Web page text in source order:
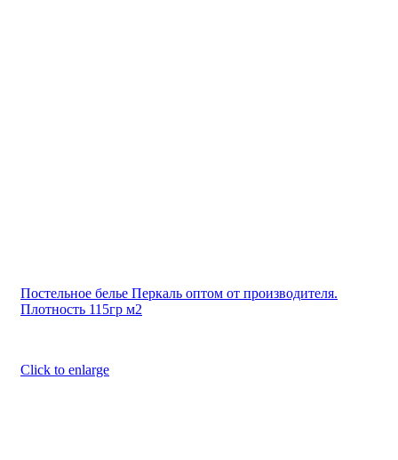
Постельное белье Перкаль оптом от производителя.
Плотность 115гр м2
Click to enlarge